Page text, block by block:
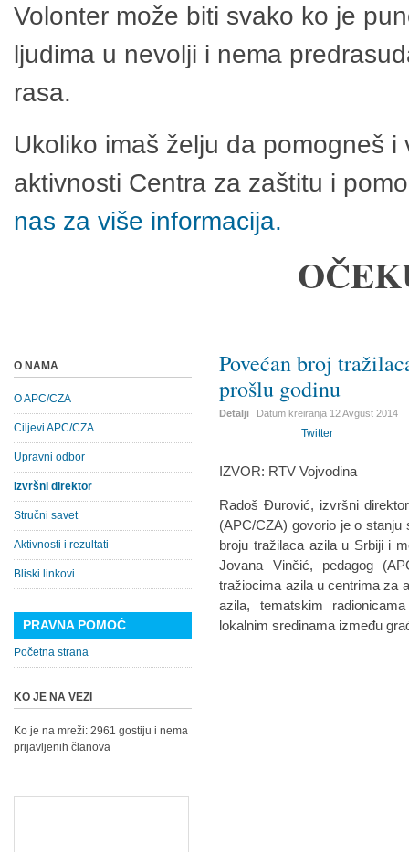
Volonter može biti svako ko je
ljudima u nevolji i nema
rasa.
Ukoliko imaš želju da pomogneš
aktivnosti Centra za zaštitu i
nas za više informacija.
Povećan broj
prošlu godinu
Detalji Datum kreiranja 12 Avgust 2014
Twitter
IZVOR: RTV Vojvodina
Radoš Đurović, izvršni
(APC/CZA) govorio je o stanju
broju tražilaca azila u Srbiji i
Jovana Vinčić, pedagog
tražiocima azila u centrima za
azila, tematskim
lokalnim sredinama između
O NAMA
O APC/CZA
Ciljevi APC/CZA
Upravni odbor
Izvršni direktor
Stručni savet
Aktivnosti i rezultati
Bliski linkovi
PRAVNA POMOĆ
Početna strana
KO JE NA VEZI
Ko je na mreži: 2961 gostiju i nema
prijavljenih članova